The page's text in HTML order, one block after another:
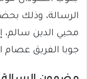
الرسالة، وذلك
محيي الدين
جوبا الفريق عصام